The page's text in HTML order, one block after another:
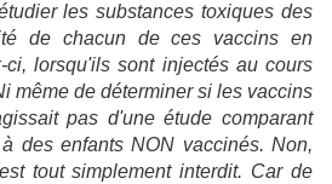
les substances toxiques des
de chacun de ces vaccins en
lorsqu'ils sont injectés au cours
même de déterminer si les vaccins
pas d'une étude comparant
des enfants NON vaccinés. Non,
tout simplement interdit. Car de